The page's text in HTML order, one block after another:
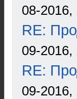
08-2016,
RE:
09-2016,
RE:
09-2016,